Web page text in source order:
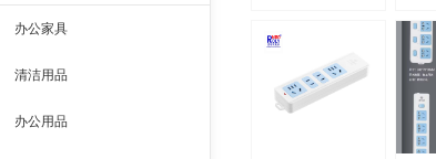
办公家具
清洁用品
办公用品